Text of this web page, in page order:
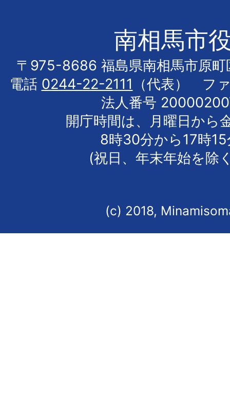
南相馬市
〒975-8686 福島県南相馬市原町
電話 0244-22-2111
（代表） フ
法人番号
開庁時間は、月曜日から
8時30分から17時
(祝日、年末年始を除
(c) 2018,